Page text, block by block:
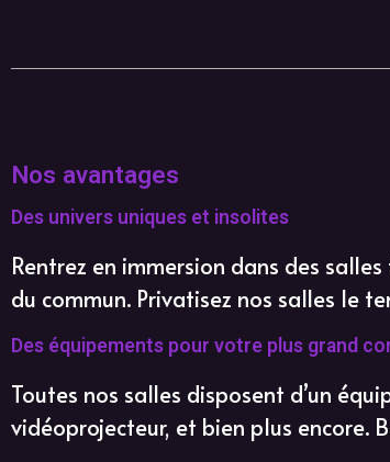
Nos avantages
Des univers uniques et insolites
Rentrez en immersion dans des
du commun. Privatisez nos salles le
Des équipements pour votre plus grand
Toutes nos salles disposent d’un
vidéoprojecteur, et bien plus encore.